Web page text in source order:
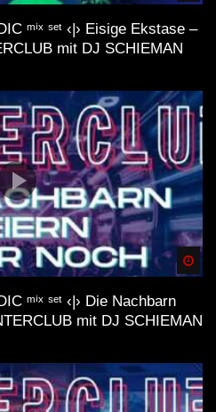
ᵐⁱˣ ˢᵉᵗ ‹|› Eisige Ekstase –
mit DJ SCHIEMAN
ᵐⁱˣ ˢᵉᵗ ‹|› Die Nachbarn
mit DJ SCHIEMAN